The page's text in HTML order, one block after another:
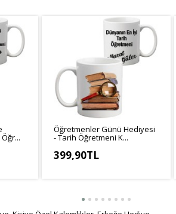
Öğretmenler Günü Hediyesi
- Tarih Öğretmeni K...
399,90TL